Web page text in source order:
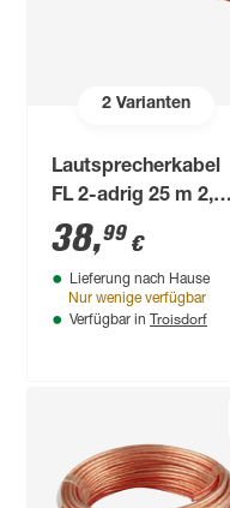
2Varianten
Lautsprecherkabel
FL 2-adrig 25 m 2,5
mm²
38,99 €
Lieferung nach Hause
Nur wenige verfügbar
Verfügbar in Troisdorf